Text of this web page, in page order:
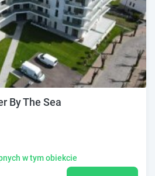
By The Sea
w tym obiekcie